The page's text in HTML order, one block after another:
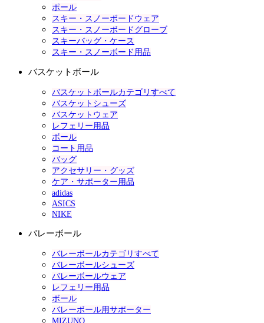
ポール
スキー・スノーボードウェア
スキー・スノーボードグローブ
スキーバッグ・ケース
スキー・スノーボード用品
バスケットボール
バスケットボールカテゴリすべて
バスケットシューズ
バスケットウェア
レフェリー用品
ボール
コート用品
バッグ
アクセサリー・グッズ
ケア・サポーター用品
adidas
ASICS
NIKE
バレーボール
バレーボールカテゴリすべて
バレーボールシューズ
バレーボールウェア
レフェリー用品
ボール
バレーボール用サポーター
MIZUNO